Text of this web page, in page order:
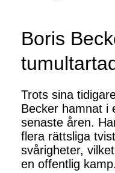
Boris
Trots sina
Becker hamnat i
senaste åren.
flera rättsliga
svårigheter,
en offentlig kamp.